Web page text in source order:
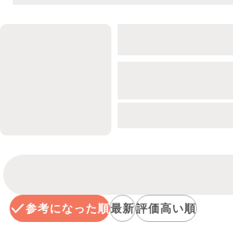
参考になった順最新評価高い順